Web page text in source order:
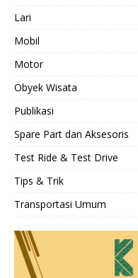
Lari
Mobil
Motor
Obyek Wisata
Publikasi
Spare Part dan Aksesoris
Test Ride & Test Drive
Tips & Trik
Transportasi Umum